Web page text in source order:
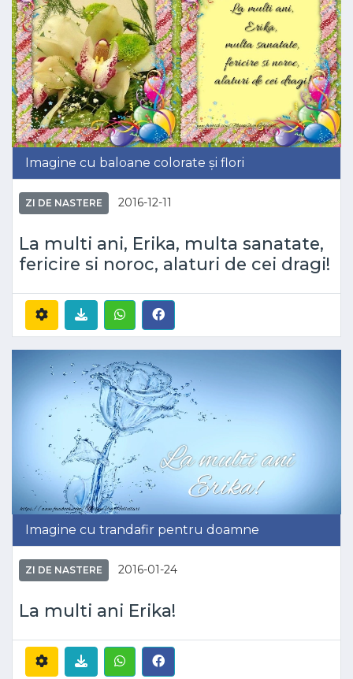
Imagine cu baloane colorate și flori
ZI DE NASTERE 2016-12-11
La multi ani, Erika, multa sanatate,
fericire si noroc, alaturi de cei dragi!
Imagine cu trandafir pentru doamne
ZI DE NASTERE 2016-01-24
La multi ani Erika!